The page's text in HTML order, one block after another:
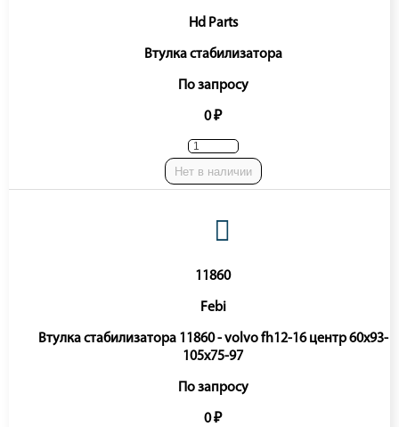
Hd Parts
Втулка стабилизатора
По запросу
0 ₽
Нет в наличии
11860
Febi
Втулка стабилизатора 11860 - volvo fh12-16 центр 60x93-
105x75-97
По запросу
0 ₽